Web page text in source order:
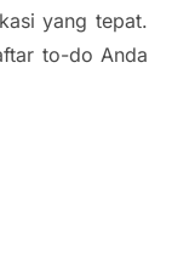
yang tepat.
to-do Anda